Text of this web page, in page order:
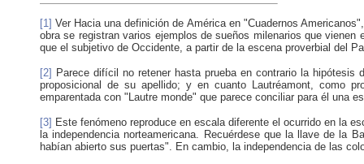
[1]Ver Hacia una definición de América en "Cuadernos
obra se registran varios ejemplos de sueños milenarios que vienen
que el subjetivo de Occidente, a partir de la escena proverbial del
[2] Parece difícil no retener hasta prueba en contrario la
proposicional de su apellido; y en cuanto Lautréamont, como
emparentada con "Lautre monde" que parece conciliar para él una
[3] Este fenómeno reproduce en escala diferente el ocurrido en la
la independencia norteamericana. Recuérdese que la llave de la
habían abierto sus puertas". En cambio, la independencia de las